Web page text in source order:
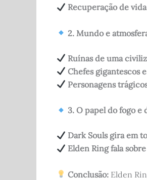
Recuperação de
2. Mundo e
Ruínas de uma
Chefes gigantescos
Personagens
3. O papel do fogo e
Dark Souls gira em
Elden Ring fala
Conclusão: Elden